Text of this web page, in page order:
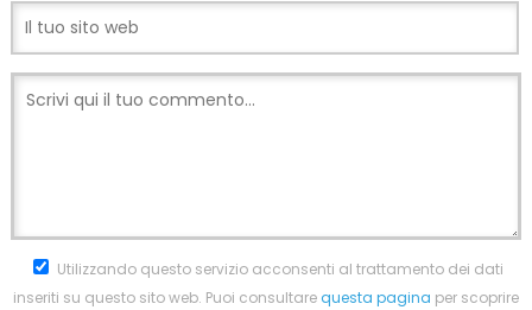
Utilizzando questo servizio acconsenti al trattamento dei dati
inseriti su questo sito web. Puoi consultarequesta pagina per scoprire